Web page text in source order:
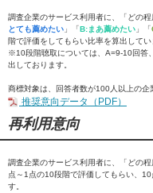
調査企業のサービス利用者に、「どの
とても薦めたい 」「B:まあ薦めたい 」「
階で評価をしてもらい比率を算出してい
※10段階聴取については、A=9-10回答
出しております。
商標対象は、回答者数が100人以上の企
推奨意向データ（PDF）
再利用意向
調査企業のサービス利用者に、「どの
点～1点の10段階で評価してもらい、
す。